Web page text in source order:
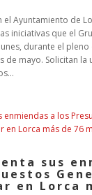
el Ayuntamiento de
iniciativas que el
durante el
de mayo. Solicitan la
sus
en Lorca